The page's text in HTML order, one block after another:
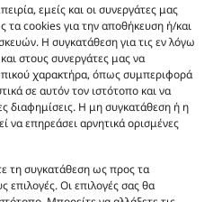
εμείς και οι συνεργάτες μας
τα cookies για την αποθήκευση ή/και
Η συγκατάθεση για τις εν λόγω
στους συνεργάτες μας να
χαρακτήρα, όπως συμπεριφορά
σε αυτόν τον ιστότοπο και να
διαφημίσεις. Η μη συγκατάθεση ή η
να επηρεάσει αρνητικά ορισμένες
τη συγκατάθεση ως προς τα
επιλογές. Οι επιλογές σας θα
καλάθι
€10.00
Body Mist Bulgari Femme 100ml ποσότητα
Προσθήκη
στο
καλάθι
200ml €13.00
Body Lotion Gold Shimmer Bulgari Femme
Προσθήκη
στο
καλάθι
€12.00
Body Lotion Bulgari Femme 200ml ποσότητα
Προσθήκη
καλάθι
Body Lotion Bulgari Femme 100ml ποσότητα
Προσθήκη
στο